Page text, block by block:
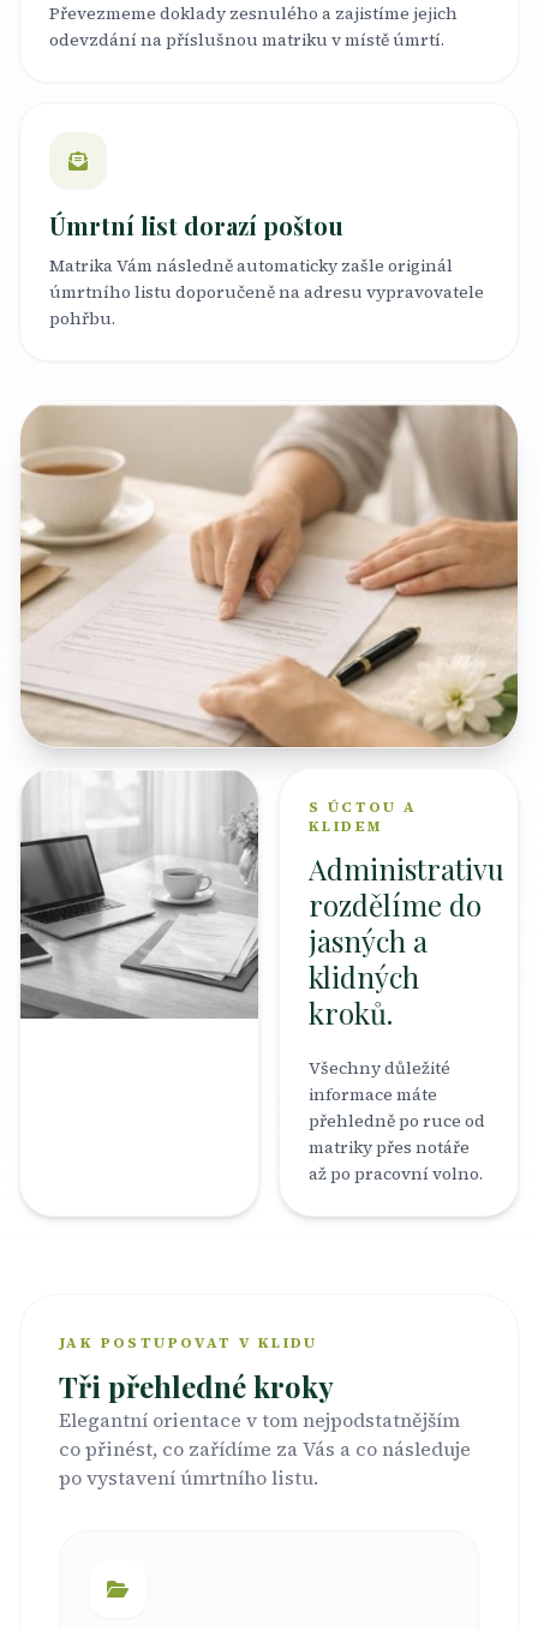
Převezmeme doklady zesnulého a zajistíme jejich
odevzdání na příslušnou matriku v místě úmrtí.
Úmrtní list dorazí poštou
Matrika Vám následně automaticky zašle originál
úmrtního listu doporučeně na adresu vypravovatele
pohřbu.
S ÚCTOU A
KLIDEM
Administrativu
rozdělíme do
jasných a
klidných
kroků.
Všechny důležité
informace máte
přehledně po ruce od
matriky přes notáře
až po pracovní volno.
JAK POSTUPOVAT V KLIDU
Tři přehledné kroky
Elegantní orientace v tom nejpodstatnějším
co přinést, co zařídíme za Vás a co následuje
po vystavení úmrtního listu.